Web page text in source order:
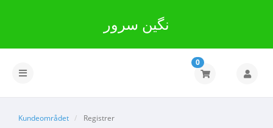
نگین سرور
Bytt
0
Kundeområdet Registrer